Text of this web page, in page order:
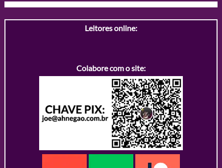
Leitores online:
Colabore com o site: